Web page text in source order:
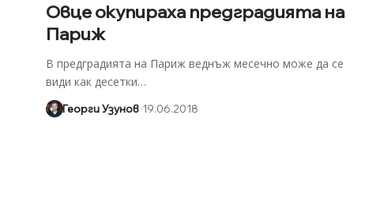
Овце окупираха предградията на
Париж
В предградията на Париж веднъж месечно може да се
види как десетки…
Георги Узунов 19.06.2018